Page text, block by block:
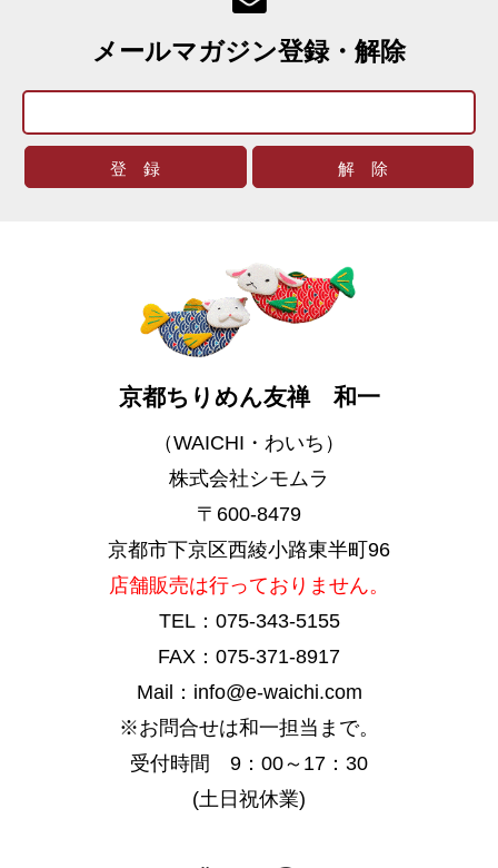
メールマガジン登録・解除
京都ちりめん友禅 和一
（WAICHI・わいち）
株式会社シモムラ
〒600-8479
京都市下京区西綾小路東半町96
店舗販売は行っておりません。
TEL：075-343-5155
FAX：075-371-8917
Mail：info@e-waichi.com
※お問合せは和一担当まで。
受付時間 9：00～17：30
(土日祝休業)